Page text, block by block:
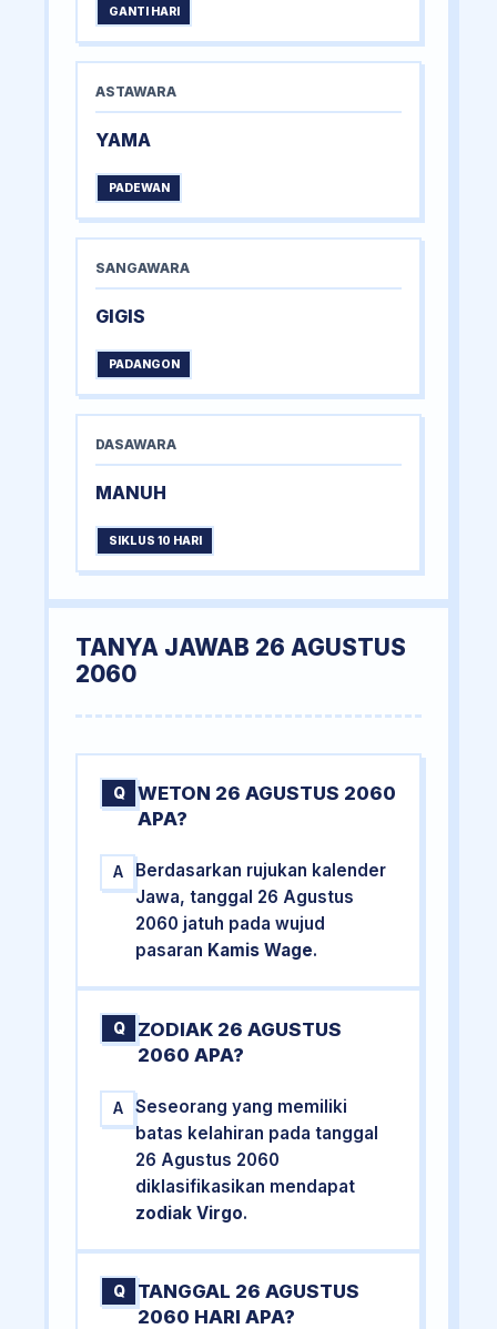
GANTI HARI
ASTAWARA
YAMA
PADEWAN
SANGAWARA
GIGIS
PADANGON
DASAWARA
MANUH
SIKLUS 10 HARI
TANYA JAWAB 26 AGUSTUS
2060
Q
WETON 26 AGUSTUS 2060
APA?
A
Berdasarkan rujukan kalender
Jawa, tanggal 26 Agustus
2060 jatuh pada wujud
pasaran Kamis Wage.
Q
ZODIAK 26 AGUSTUS
2060 APA?
A
Seseorang yang memiliki
batas kelahiran pada tanggal
26 Agustus 2060
diklasifikasikan mendapat
zodiak Virgo.
Q
TANGGAL 26 AGUSTUS
2060 HARI APA?